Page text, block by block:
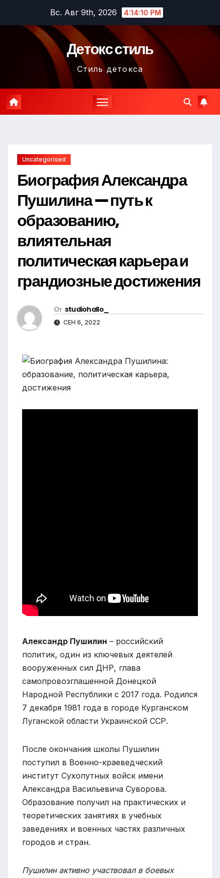
содержимому
Вс. Авг 9th, 2026 4:14:11 PM
Детокс стиль
Стиль детокса
Uncategorised
Биография Александра
Пушилина — путь к
образованию,
влиятельная
политическая карьера и
грандиозные достижения
От studiohallo_
СЕН 6, 2022
Александр Пушилин – российский
политик, один из ключевых деятелей
вооруженных сил ДНР, глава
самопровозглашенной Донецкой
Народной Республики с 2017 года. Родился
7 декабря 1981 года в городе Курганском
Луганской области Украинской ССР.
После окончания школы Пушилин
поступил в Военно-краеведческий
институт Сухопутных войск имени
Александра Васильевича Суворова.
Образование получил на практических и
теоретических занятиях в учебных
заведениях и военных частях различных
городов и стран.
Пушилин активно участвовал в боевых